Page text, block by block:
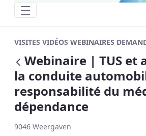
VISITES VIDÉOS WEBINAIRES
Terug
Webinaire | TUS et
la conduite
responsabilité du
dépendance
9046 Weergaven